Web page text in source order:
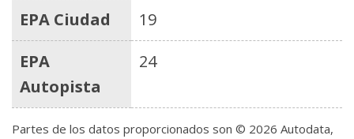
EPA Ciudad
19
EPA
Autopista
24
Partes de los datos proporcionados son © 2026 Autodata,